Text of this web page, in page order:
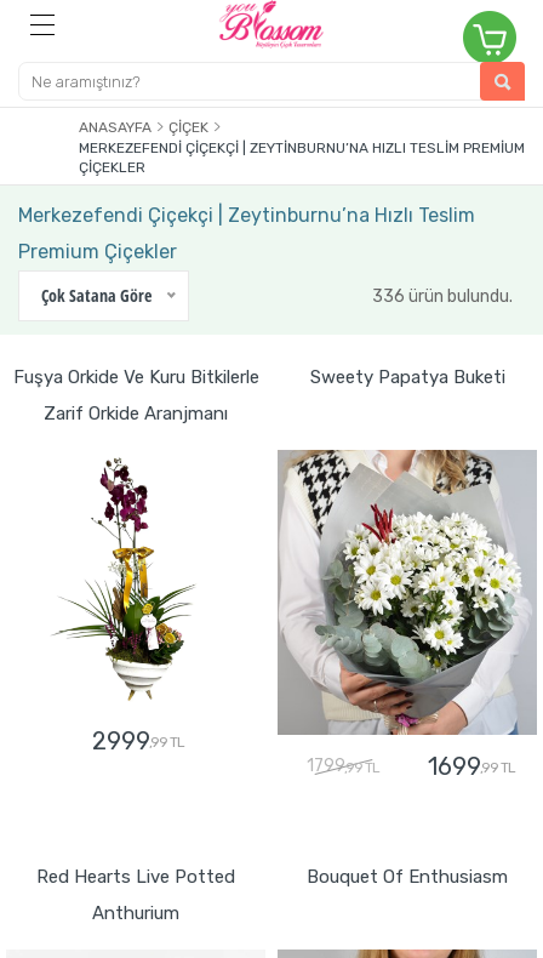
ANASAYFA
ÇIÇEK
MERKEZEFENDI ÇIÇEKÇI | ZEYTINBURNU’NA HIZLI TESLIM PREMIUM
ÇIÇEKLER
Merkezefendi Çiçekçi | Zeytinburnu’na Hızlı Teslim
Premium Çiçekler
Çok Satana Göre
336 ürün bulundu.
Fuşya Orkide Ve Kuru Bitkilerle
Zarif Orkide Aranjmanı
2999,99 TL
Sweety Papatya Buketi
1799,99 TL 1699,99 TL
Red Hearts Live Potted
Anthurium
Bouquet Of Enthusiasm